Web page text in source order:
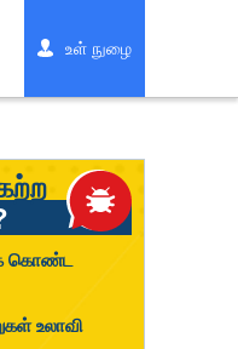
உள் நுழை
கொண்ட
உலாவி